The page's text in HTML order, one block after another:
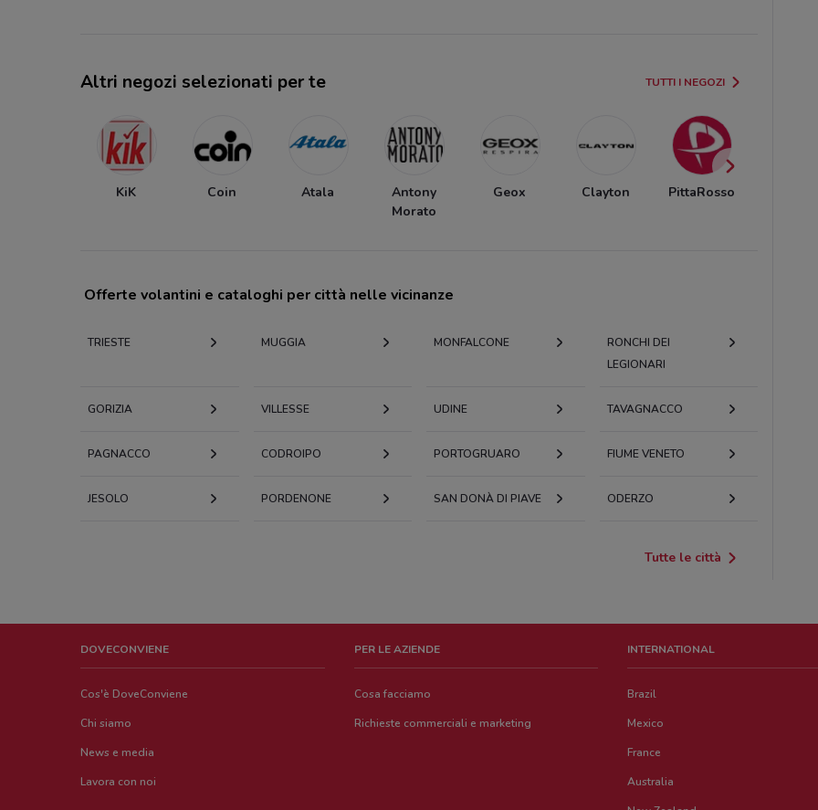
Altri negozi selezionati per te TUTTI I NEGOZI
KiK Coin Atala
Antony
Morato
Geox Clayton PittaRosso
Offerte volantini e cataloghi per città nelle vicinanze
TRIESTE MUGGIA MONFALCONE
RONCHI DEI
LEGIONARI
GORIZIA VILLESSE UDINE TAVAGNACCO
PAGNACCO CODROIPO PORTOGRUARO FIUME VENETO
JESOLO PORDENONE SAN DONÀ DI PIAVE ODERZO
Tutte le città
DOVECONVIENE
Cos'è DoveConviene
Chi siamo
News e media
Lavora con noi
PER LE AZIENDE
Cosa facciamo
Richieste commerciali e marketing
INTERNATIONAL
Brazil
Mexico
France
Australia